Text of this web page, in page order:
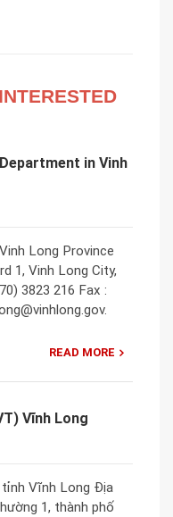
in Vinh
Long Province
1, Vinh Long City,
3823 216 Fax :
READ MORE
Vĩnh Long
tỉnh Vĩnh Long Địa
1, thành phố